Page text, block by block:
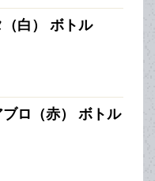
白） ボトル
ロ（赤） ボトル